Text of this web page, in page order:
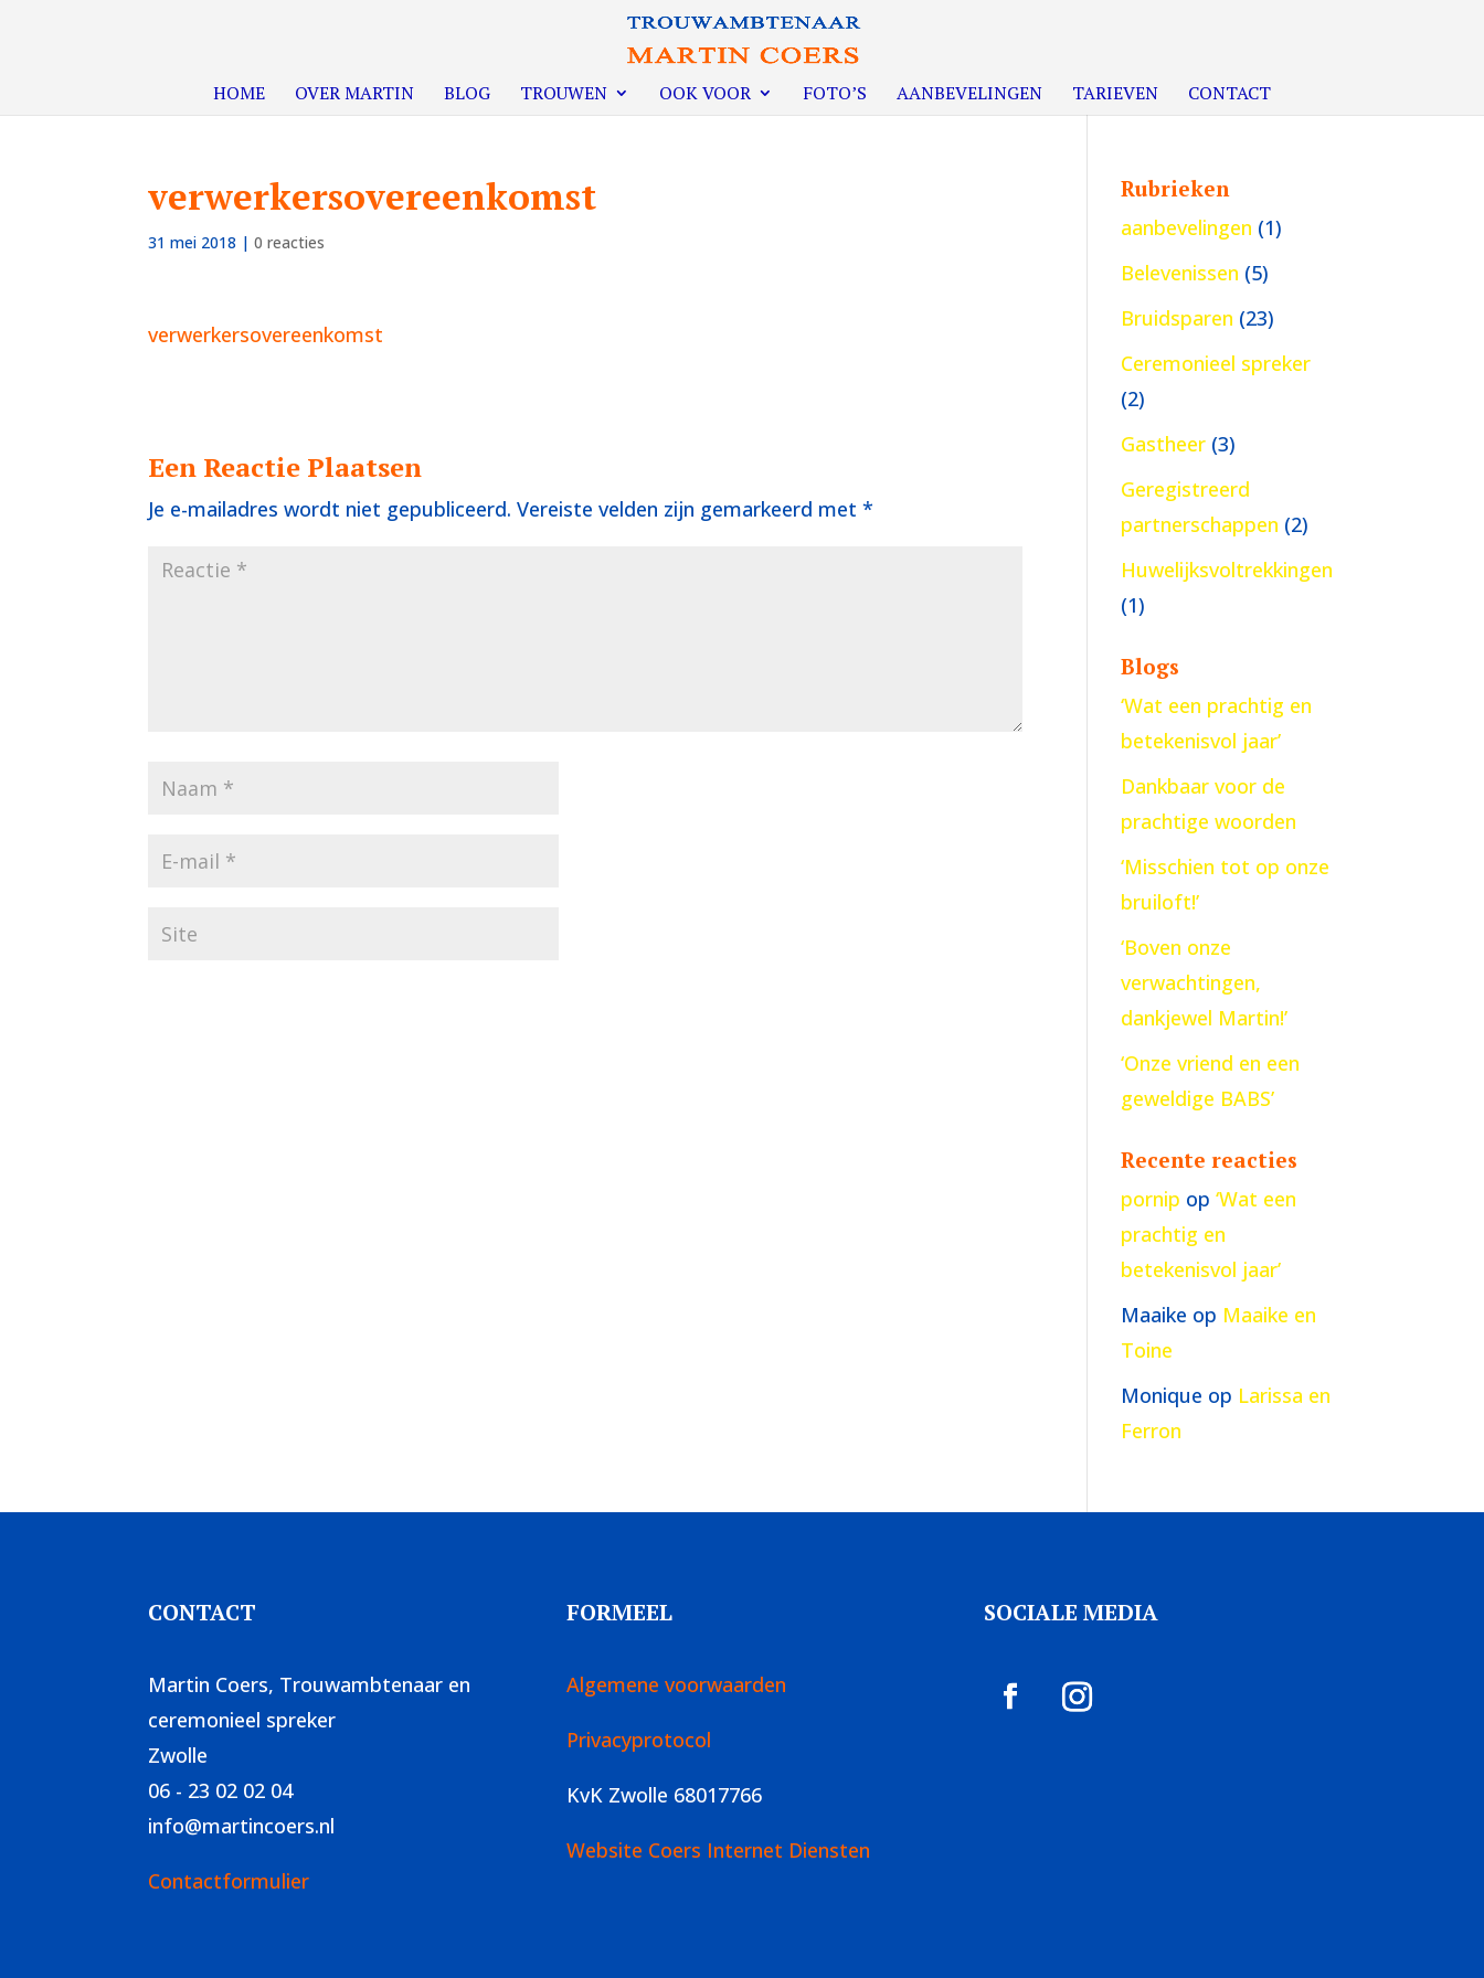
HOME OVER MARTIN BLOG TROUWEN OOK VOOR FOTO’S AANBEVELINGEN TARIEVEN CONTACT
verwerkersovereenkomst
31 mei 2018 |0 reacties
verwerkersovereenkomst
Een Reactie Plaatsen
Je e-mailadres wordt niet gepubliceerd. Vereiste velden zijn gemarkeerd met*
Rubrieken
aanbevelingen (1)
Belevenissen (5)
Bruidsparen (23)
Ceremonieel spreker
(2)
Gastheer (3)
Geregistreerd
partnerschappen (2)
Huwelijksvoltrekkingen
(1)
Blogs
‘Wat een prachtig en
betekenisvol jaar’
Dankbaar voor de
prachtige woorden
‘Misschien tot op onze
bruiloft!’
‘Boven onze
verwachtingen,
dankjewel Martin!’
‘Onze vriend en een
geweldige BABS’
Recente reacties
pornip op‘Wat een
prachtig en
betekenisvol jaar’
Maaike op Maaike en
Toine
Monique op Larissa en
Ferron
CONTACT
Martin Coers, Trouwambtenaar en
ceremonieel spreker
Zwolle
06 - 23 02 02 04
info@martincoers.nl
Contactformulier
FORMEEL
Algemene voorwaarden
Privacyprotocol
KvK Zwolle 68017766
Website Coers Internet Diensten
SOCIALE MEDIA